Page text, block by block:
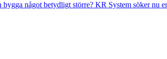
något betydligt större? KR System söker nu